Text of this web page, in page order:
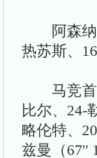
阿森纳
热苏斯、
马竞首
比尔、24-
略伦特、
兹曼（67''